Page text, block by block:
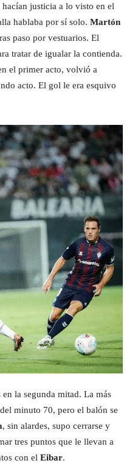
justicia a lo visto en el
hablaba por sí solo. Martón
paso por vestuarios. El
tratar de igualar la contienda.
el primer acto, volvió a
acto. El gol le era esquivo
la segunda mitad. La más
minuto 70, pero el balón se
, sin alardes, supo cerrarse y
tres puntos que le llevan a
con el Eibar.